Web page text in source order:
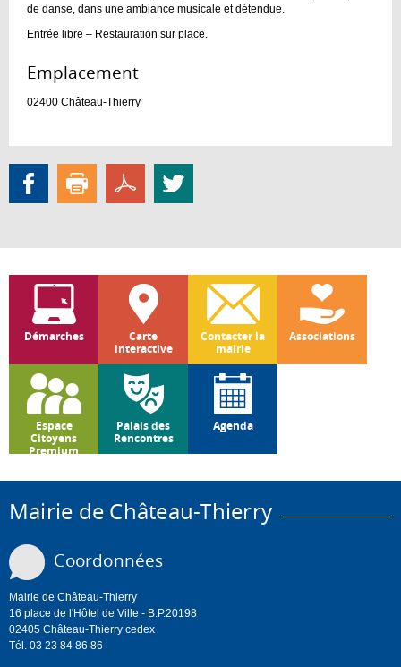
de danse, dans une ambiance musicale et détendue.
Entrée libre – Restauration sur place.
Emplacement :
02400 Château-Thierry
Démarches
Carte
interactive
Contacter la
mairie
Associations
Espace
Citoyens
Premium
Palais des
Rencontres
Agenda
Mairie de Château-Thierry
Coordonnées
Mairie de Château-Thierry
16 place de l'Hôtel de Ville - B.P.20198
02405 Château-Thierry cedex
Tél. 03 23 84 86 86